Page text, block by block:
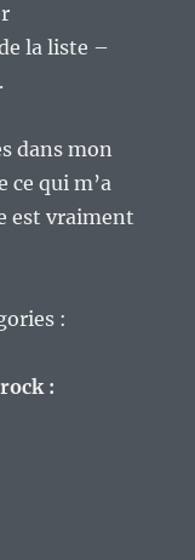
la liste –
dans mon
ce qui m’a
est vraiment
:
: